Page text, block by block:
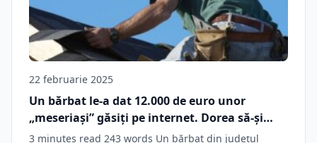
22 februarie 2025
Un bărbat le-a dat 12.000 de euro unor
„meseriași” găsiți pe internet. Dorea să-și
repare acoperișul, dar…
3 minutes read 243 words Un bărbat din județul